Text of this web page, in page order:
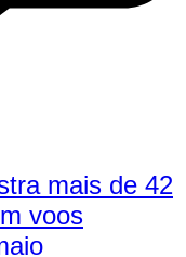
mais de 42
voos